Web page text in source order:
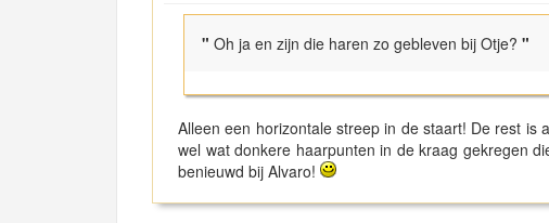
" Oh ja en zijn die haren zo gebleven bij Otje? "
Alleen een horizontale streep in de staart! De rest is
wel wat donkere haarpunten in de kraag gekregen
benieuwd bij Alvaro!